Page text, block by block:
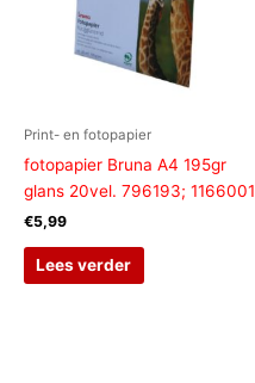
Print- en fotopapier
fotopapier Bruna A4 195gr
glans 20vel. 796193; 1166001
€5,99
Lees verder